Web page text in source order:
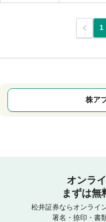
1
株ア
オンラ
まずは無
松井証券ならオンライ
署名・捺印・書